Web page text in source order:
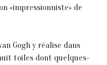
«impressionniste» de
Gogh y réalise dans
toiles dont quelques-